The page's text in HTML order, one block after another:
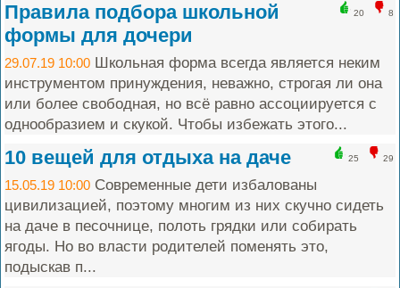
20 8
Правила подбора школьной
формы для дочери
29.07.19 10:00 Школьная форма всегда является неким
инструментом принуждения, неважно, строгая ли она
или более свободная, но всё равно ассоциируется с
однообразием и скукой. Чтобы избежать этого...
25 29
10 вещей для отдыха на даче
15.05.19 10:00 Современные дети избалованы
цивилизацией, поэтому многим из них скучно сидеть
на даче в песочнице, полоть грядки или собирать
ягоды. Но во власти родителей поменять это,
подыскав п...